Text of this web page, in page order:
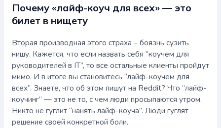
Почему «лайф-коуч для всех» — это
билет в нищету
Вторая производная этого страха – боязнь сузить
нишу. Кажется, что если назвать себя “коучем для
руководителей в IT”, то все остальные клиенты пройдут
мимо. И в итоге вы становитесь “лайф-коучем для
всех”. Знаете, что об этом пишут на Reddit? Что “лайф-
коучинг” — это не то, с чем люди просыпаются утром.
Никто не гуглит “нанять лайф-коуча”. Люди гуглят
решение своей конкретной боли.